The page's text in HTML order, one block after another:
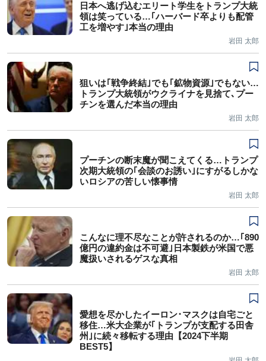
日本へ逃げ込むエリート学生をトランプ大統
領は笑っている…｢ハーバード卒よりも配管
工を増やす｣本当の理由
岩田 太郎
狙いは｢戦争終結｣でも｢鉱物資源｣でもない…
トランプ大統領がウクライナを見捨て､プー
チンを選んだ本当の理由
岩田 太郎
プーチンの断末魔が聞こえてくる…トランプ
次期大統領の｢会談のお誘い｣にすがるしかな
いロシアの苦しい懐事情
岩田 太郎
こんなに理不尽なことが許されるのか…｢890
億円の違約金は不可避｣日本製鉄が米国で悪
魔扱いされるゲスな真相
岩田 太郎
愛想を尽かしたイーロン･マスクは自宅ごと
移住…米大企業が｢トランプが支配する田舎
州｣に続々移転する理由【2024下半期
BEST5】